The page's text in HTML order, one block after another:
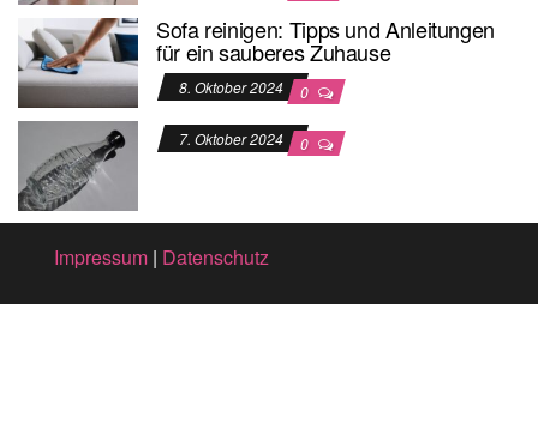
Sofa reinigen: Tipps und Anleitungen
für ein sauberes Zuhause
8. Oktober 2024 0
7. Oktober 2024 0
Impressum | Datenschutz